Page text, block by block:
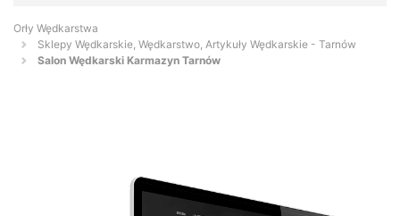
Orły Wędkarstwa
Sklepy Wędkarskie, Wędkarstwo, Artykuły Wędkarskie - Tarnów
Salon Wędkarski Karmazyn Tarnów